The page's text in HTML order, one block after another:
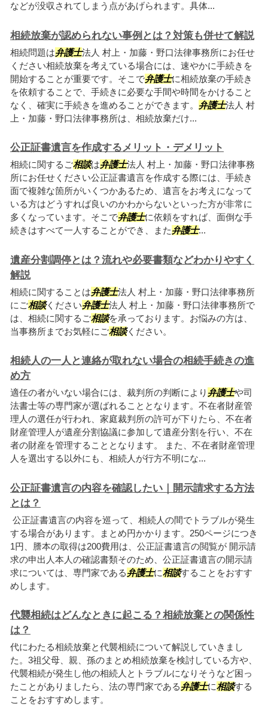
などが没収されてしまう点があげられます。具体...
相続放棄が認められない事例とは？対策も併せて解説
相続問題は弁護士法人 村上・加藤・野口法律事務所にお任せ
ください相続放棄を考えている場合には、速やかに手続きを
開始することが重要です。そこで弁護士に相続放棄の手続き
を依頼することで、手続きに必要な手間や時間をかけること
なく、確実に手続きを進めることができます。 弁護士法人 村
上・加藤・野口法律事務所は、相続放棄だけ...
公正証書遺言を作成するメリット・デメリット
相続に関するご相談は弁護士法人 村上・加藤・野口法律事務
所にお任せください公正証書遺言を作成する際には、手続き
面で複雑な箇所がいくつかあるため、遺言をお考えになって
いる方はどうすれば良いのかわからないといった方が非常に
多くなっています。そこで弁護士に依頼をすれば、面倒な手
続きはすべて一人することができ、また弁護士...
遺産分割調停とは？流れや必要書類などわかりやすく
解説
相続に関することは弁護士法人 村上・加藤・野口法律事務所
にご相談ください弁護士法人 村上・加藤・野口法律事務所で
は、相続に関するご相談を承っております。お悩みの方は、
当事務所までお気軽にご相談ください。
相続人の一人と連絡が取れない場合の相続手続きの進
め方
適任の者がいない場合には、裁判所の判断により 弁護士や司
法書士等の専門家が選ばれることとなります。不在者財産管
理人の選任が行われ、家庭裁判所の許可が下りたら、不在者
財産管理人が遺産分割協議に参加して遺産分割を行い、不在
者の財産を管理することとなります。 また、不在者財産管理
人を選出する以外にも、相続人が行方不明にな...
公正証書遺言の内容を確認したい｜開示請求する方法
とは？
公正証書遺言の内容を巡って、相続人の間でトラブルが発生
する場合があります。まとめ円かかります。250ページにつき
1円、謄本の取得は200費用は、公正証書遺言の閲覧が 開示請
求の申出人本人の確認書類そのため、公正証書遺言の開示請
求については、専門家である弁護士に相談することをおすす
めします。
代襲相続はどんなときに起こる？相続放棄との関係性
は？
代にわたる相続放棄と代襲相続について解説していきまし
た。3祖父母、親、孫のまとめ相続放棄を検討している方や、
代襲相続が発生し他の相続人とトラブルになりそうなど困っ
たことがありましたら、法の専門家である弁護士に相談する
ことをおすすめします。